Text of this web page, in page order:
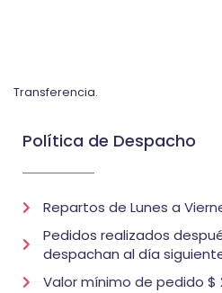
Transferencia.
Política de Despacho
Repartos de Lunes a
Pedidos realizados
despachan al día
Valor mínimo de pedido $